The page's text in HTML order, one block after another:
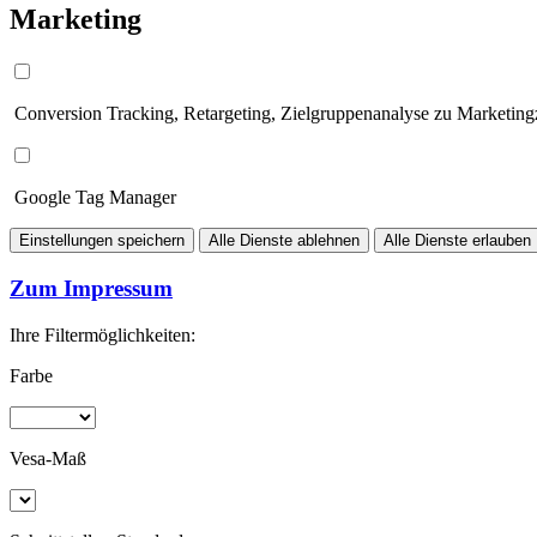
Marketing
Conversion Tracking, Retargeting, Zielgruppenanalyse zu
Google Tag Manager
Einstellungen speichern Alle Dienste ablehnen Alle Dienste erlauben
Zum Impressum
Ihre Filtermöglichkeiten:
Farbe
Vesa-Maß